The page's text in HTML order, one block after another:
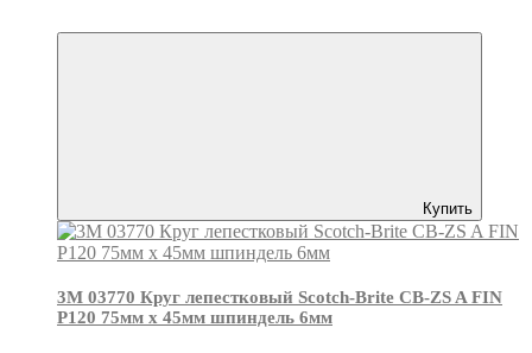
Купить
3М 03770 Круг лепестковый Scotch-Brite CB-ZS A FIN
P120 75мм х 45мм шпиндель 6мм